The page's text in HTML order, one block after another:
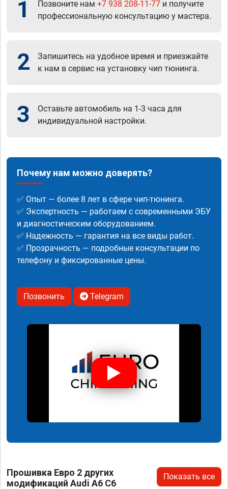
1 Позвоните нам +7 938 208-11-77 и получите
профессиональную консультацию у мастера.
2
Запишитесь на удобное время и приезжайте
к нам в сервис на установку чип тюнинга.
3
Оставьте автомобиль на 1-3 часа для
индивидуальной настройки.
Почему нам можно доверять?
✅ Опыт — более 8 лет в сфере чип-тюнинга.
✅ Экспертность — работаем с современными ЭБУ
и диагностическим оборудованием.
✅ Надежность — гарантия на все виды работ.
✅ Прозрачность — подробные консультации по
телефону и фиксированные цены.
Позвонить Telegram
Прошивка Евро 2 других
модификаций Audi A6 C6
Показать все